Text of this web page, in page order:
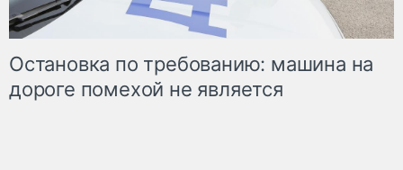
Остановка по требованию: машина на
дороге помехой не является